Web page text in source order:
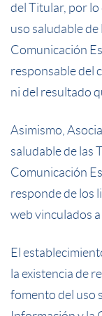
del Titular, por lo
uso saludable
Comunicación
responsable del
ni del resultado
Asimismo,
saludable de las
Comunicación
responde de los
web vinculados
El
la existencia de
fomento del uso